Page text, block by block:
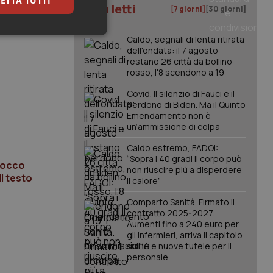
direttori
testo
I più letti [7 giorni] [30 giorni]
Caldo, segnali di lenta ritirata
dell'ondata: il 7 agosto
restano 26 città da bollino
rosso, l'8 scendono a 19
Covid. Il silenzio di Fauci e il
perdono di Biden. Ma il Quinto
Emendamento non è
un’ammissione di colpa
Caldo estremo, FADOI:
“Sopra i 40 gradi il corpo può
non riuscire più a disperdere
il calore”
Comparto Sanità. Firmato il
contratto 2025-2027.
Aumenti fino a 240 euro per
gli infermieri, arriva il capitolo
sull'IA e nuove tutele per il
personale